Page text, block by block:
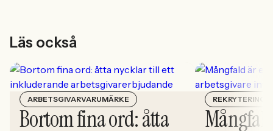
Läs också
ARBETSGIVARVARUMÄRKE
Bortom fina ord: åtta
REKRYTERING